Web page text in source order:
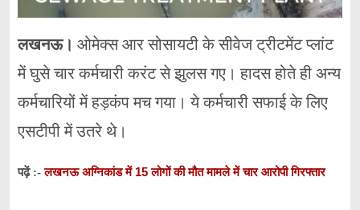
लखनऊ। ओमेक्स आर सोसायटी के सीवेज ट्रीटमेंट प्लांट
में घुसे चार कर्मचारी करंट से झुलस गए। हादस होते ही अन्य
कर्मचारियों में हड़कंप मच गया। ये कर्मचारी सफाई के लिए
एसटीपी में उतरे थे।
पढ़ें :-लखनऊ अग्निकांड में 15 लोगों की मौत मामले में चार आरोपी गिरफ्तार